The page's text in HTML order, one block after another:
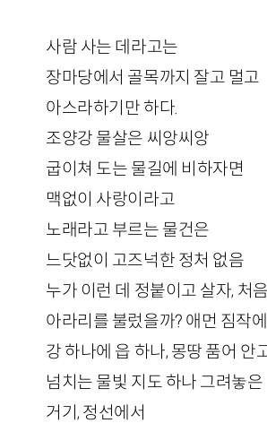
사람 사는 데라고는
장마당에서 골목까지 잘고 멀고
아스라하기만 하다.
조양강 물살은 씨앙씨앙
굽이쳐 도는 물길에 비하자면
맥없이 사랑이라고
노래라고 부르는 물건은
느닷없이 고즈넉한 정처 없음
누가 이런 데 정붙이고 살자, 처음
아라리를 불렀을까? 애먼 짐작
강 하나에 읍 하나, 몽땅 품어 안
넘치는 물빛 지도 하나 그려놓은
거기, 정선에서